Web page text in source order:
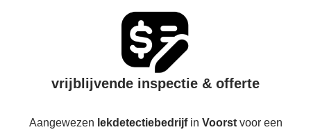
vrijblijvende inspectie & offerte
Aangewezen lekdetectiebedrijfin Voorst voor een